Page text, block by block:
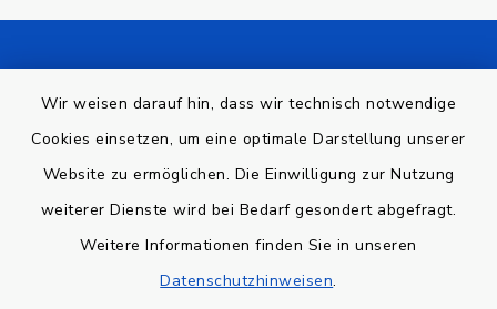
Wir weisen darauf hin, dass wir technisch notwendige
Cookies einsetzen, um eine optimale Darstellung unserer
Website zu ermöglichen. Die Einwilligung zur Nutzung
weiterer Dienste wird bei Bedarf gesondert abgefragt.
Weitere Informationen finden Sie in unseren
Datenschutzhinweisen.
Barrierefreiheit
Datenschutz
Impressum